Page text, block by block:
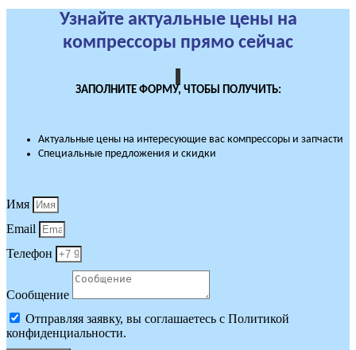
Узнайте актуальные цены на
компрессоры прямо сейчас
ЗАПОЛНИТЕ ФОРМУ, ЧТОБЫ ПОЛУЧИТЬ:
Актуальные цены на интересующие вас компрессоры и запчасти
Специальные предложения и скидки
Имя
Email
Телефон
Сообщение
Отправляя заявку, вы соглашаетесь с Политикой
конфиденциальности.